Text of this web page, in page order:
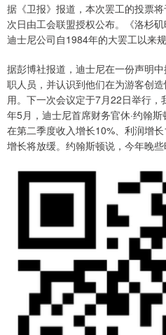
据《卫报》报道，本次罢工的投票
次日由工会联盟授权公布。《洛杉
迪士尼公司自1984年的大罢工以来
据彭博社报道，迪士尼在一份声明
职人员，并认识到他们在为游客创
用。下一次会议定于7月22日举行，
年5月，迪士尼首席财务官休·约翰
在第二季度收入增长10%、利润增
增长将放缓。约翰斯顿说，今年晚些